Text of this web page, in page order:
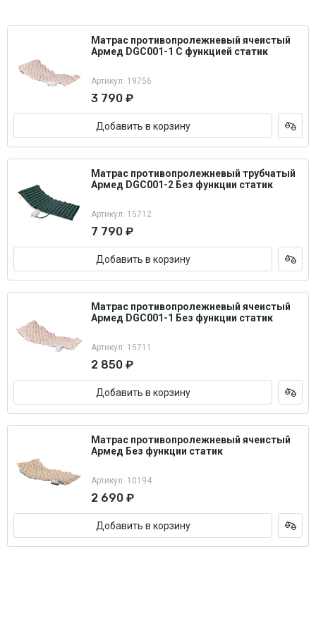
Матрас противопролежневый ячеистый
Армед DGC001-1 С функцией статик
Артикул: 19756
3 790 ₽
Добавить в корзину
Матрас противопролежневый трубчатый
Армед DGC001-2 Без функции статик
Артикул: 15712
7 790 ₽
Добавить в корзину
Матрас противопролежневый ячеистый
Армед DGC001-1 Без функции статик
Артикул: 15711
2 850 ₽
Добавить в корзину
Матрас противопролежневый ячеистый
Армед Без функции статик
Артикул: 10194
2 690 ₽
Добавить в корзину